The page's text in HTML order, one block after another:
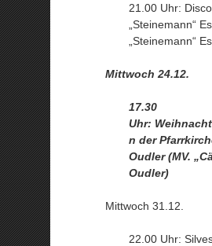
21.00 Uhr:
„Steinemann“
„Steinemann“
Mittwoch 24.12.
17.30
Uhr:
n der
Oudler (MV.
Oudler)
Mittwoch 31.12.
22.00 Uhr: